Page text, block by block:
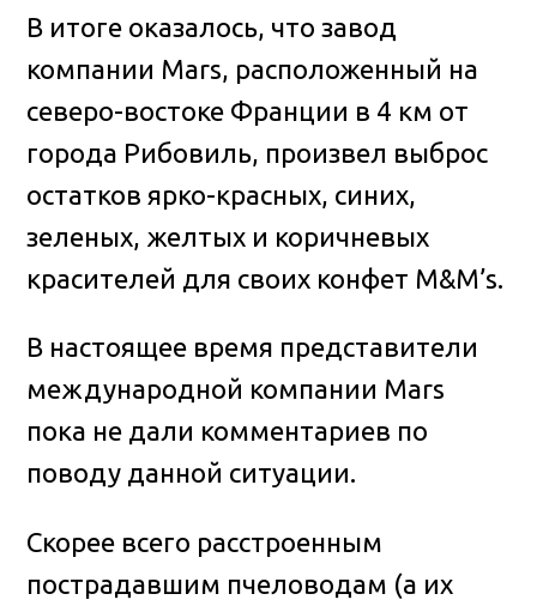
В итоге оказалось, что завод
компании Mars, расположенный на
северо-востоке Франции в 4 км от
города Рибовиль, произвел выброс
остатков ярко-красных, синих,
зеленых, желтых и коричневых
красителей для своих конфет M&M’s.
В настоящее время представители
международной компании Mars
пока не дали комментариев по
поводу данной ситуации.
Скорее всего расстроенным
пострадавшим пчеловодам (а их